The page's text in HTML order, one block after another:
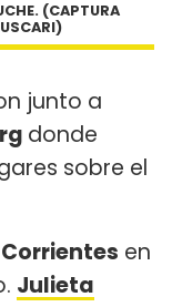
(CAPTURA
junto a
donde
sobre el
Corrientes en
Julieta